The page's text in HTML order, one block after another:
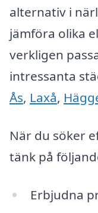
alternativ i
jämföra olika
verkligen
intressanta
Ås, Laxå,
När du söker
tänk på
Erbjudna